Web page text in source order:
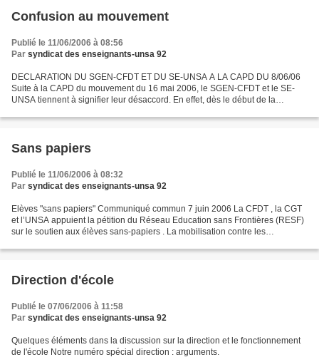
Confusion au mouvement
Publié le 11/06/2006 à 08:56
Par syndicat des enseignants-unsa 92
DECLARATION DU SGEN-CFDT ET DU SE-UNSA A LA CAPD DU 8/06/06
Suite à la CAPD du mouvement du 16 mai 2006, le SGEN-CFDT et le SE-
UNSA tiennent à signifier leur désaccord. En effet, dès le début de la
Sans papiers
Publié le 11/06/2006 à 08:32
Par syndicat des enseignants-unsa 92
Elèves "sans papiers" Communiqué commun 7 juin 2006 La CFDT , la CGT
et l’UNSA appuient la pétition du Réseau Education sans Frontières (RESF)
sur le soutien aux élèves sans-papiers . La mobilisation contre les
Direction d'école
Publié le 07/06/2006 à 11:58
Par syndicat des enseignants-unsa 92
Quelques éléments dans la discussion sur la direction et le fonctionnement
de l'école Notre numéro spécial direction : arguments.